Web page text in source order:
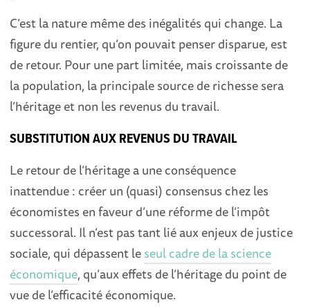
C’est la nature même des inégalités qui change. La
figure du rentier, qu’on pouvait penser disparue, est
de retour. Pour une part limitée, mais croissante de
la population, la principale source de richesse sera
l’héritage et non les revenus du travail.
SUBSTITUTION AUX REVENUS DU TRAVAIL
Le retour de l’héritage a une conséquence
inattendue : créer un (quasi) consensus chez les
économistes en faveur d’une réforme de l’impôt
successoral. Il n’est pas tant lié aux enjeux de justice
sociale, qui dépassent leseul cadre de la science
économique, qu’aux effets de l’héritage du point de
vue de l’efficacité économique.